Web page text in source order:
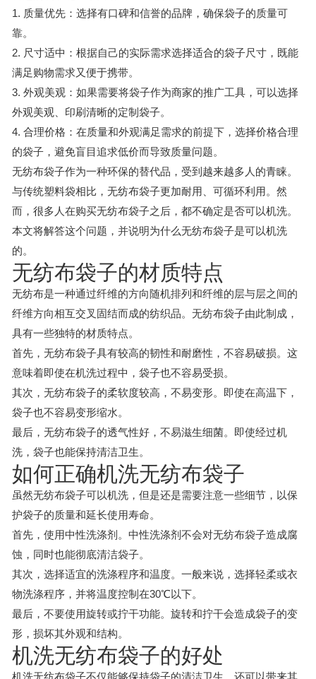
1. 质量优先：选择有口碑和信誉的品牌，确保袋子的质量可
靠。
2. 尺寸适中：根据自己的实际需求选择适合的袋子尺寸，既能
满足购物需求又便于携带。
3. 外观美观：如果需要将袋子作为商家的推广工具，可以选择
外观美观、印刷清晰的定制袋子。
4. 合理价格：在质量和外观满足需求的前提下，选择价格合理
的袋子，避免盲目追求低价而导致质量问题。
无纺布袋子作为一种环保的替代品，受到越来越多人的青睐。
与传统塑料袋相比，无纺布袋子更加耐用、可循环利用。然
而，很多人在购买无纺布袋子之后，都不确定是否可以机洗。
本文将解答这个问题，并说明为什么无纺布袋子是可以机洗
的。
无纺布袋子的材质特点
无纺布是一种通过纤维的方向随机排列和纤维的层与层之间的
纤维方向相互交叉固结而成的纺织品。无纺布袋子由此制成，
具有一些独特的材质特点。
首先，无纺布袋子具有较高的韧性和耐磨性，不容易破损。这
意味着即使在机洗过程中，袋子也不容易受损。
其次，无纺布袋子的柔软度较高，不易变形。即使在高温下，
袋子也不容易变形缩水。
最后，无纺布袋子的透气性好，不易滋生细菌。即使经过机
洗，袋子也能保持清洁卫生。
如何正确机洗无纺布袋子
虽然无纺布袋子可以机洗，但是还是需要注意一些细节，以保
护袋子的质量和延长使用寿命。
首先，使用中性洗涤剂。中性洗涤剂不会对无纺布袋子造成腐
蚀，同时也能彻底清洁袋子。
其次，选择适宜的洗涤程序和温度。一般来说，选择轻柔或衣
物洗涤程序，并将温度控制在30℃以下。
最后，不要使用旋转或拧干功能。旋转和拧干会造成袋子的变
形，损坏其外观和结构。
机洗无纺布袋子的好处
机洗无纺布袋子不仅能够保持袋子的清洁卫生，还可以带来其